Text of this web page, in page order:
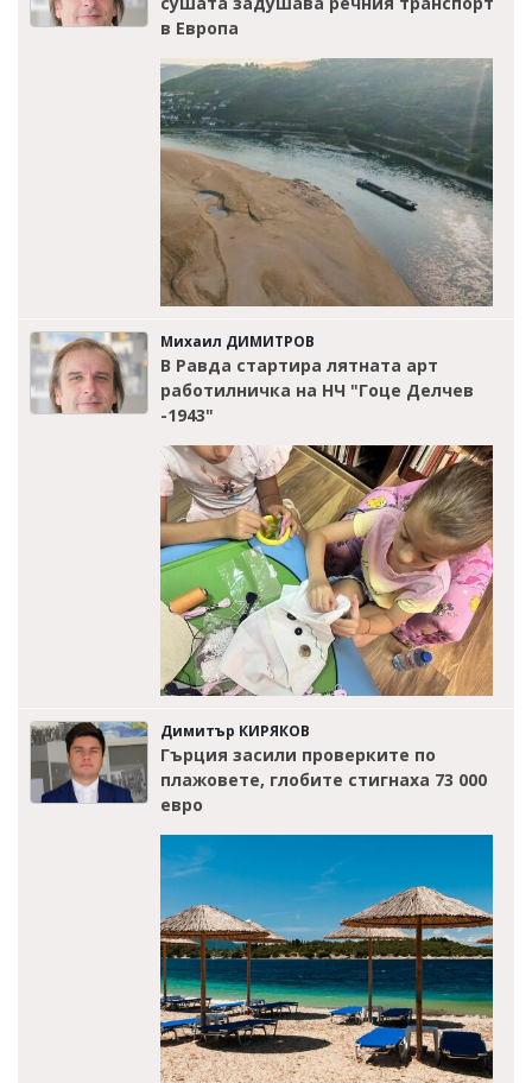
в Европа
Михаил ДИМИТРОВ
В Равда стартира лятната арт
работилничка на НЧ "Гоце Делчев
-1943"
Димитър КИРЯКОВ
Гърция засили проверките по
плажовете, глобите стигнаха 73 000
евро